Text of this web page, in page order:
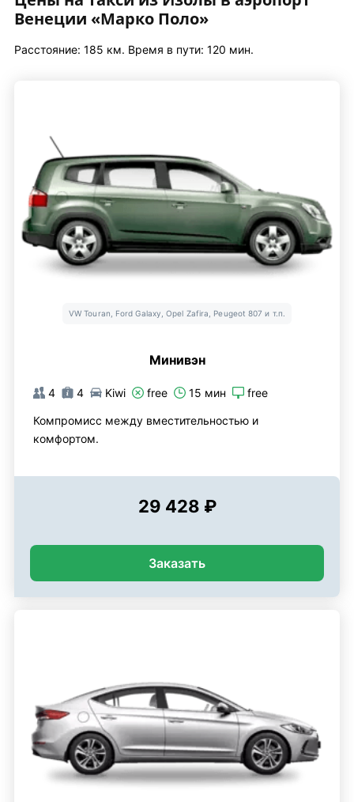
Венеции «Марко Поло»
Расстояние: 185 км. Время в пути: 120 мин.
VW Touran, Ford Galaxy, Opel Zafira, Peugeot 807 и т.п.
Минивэн
4 4 Kiwi free 15 мин free
Компромисс между вместительностью и
комфортом.
29 428 ₽
Заказать